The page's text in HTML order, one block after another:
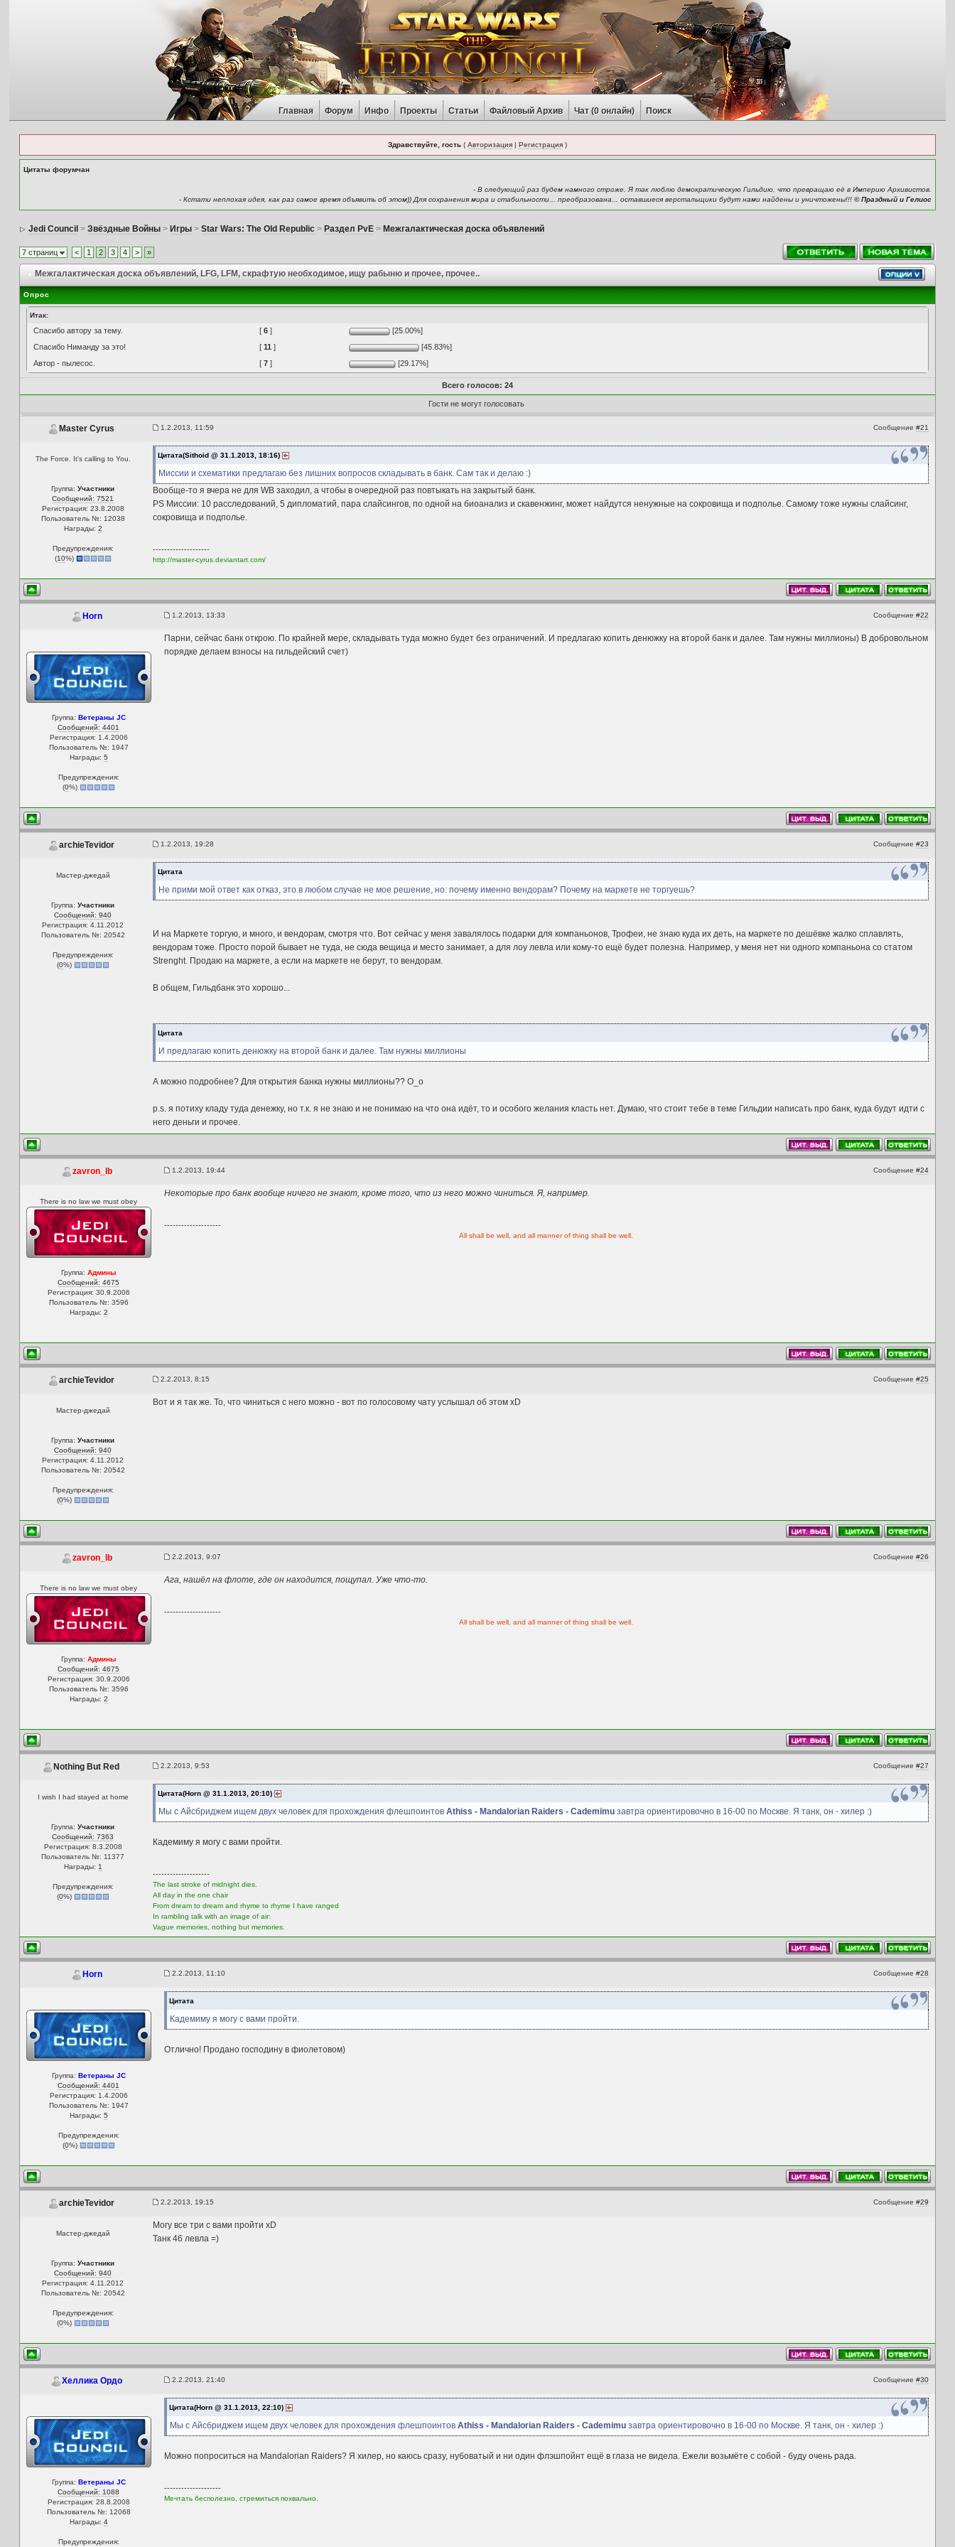
Главная Форум Инфо Проекты Статьи Файловый Архив Чат (0 онлайн) Поиск
Здравствуйте, гость( Авторизация| Регистрация)
Цитаты форумчан
- В следующий раз будем намного строже. Я так люблю демократическую Гильдию, что превращаю её в Империю Архивистов.
- Кстати неплохая идея, как раз самое время объявить об этом)) Для сохранения мира и стабильности... преобразована... оставшиеся верстальщики будут нами найдены и уничтожены!!!© Праздный и Гелиос
Jedi Council > Звёздные Войны> Игры> Star Wars: The Old Republic> Раздел PvE> Межгалактическая доска объявлений
7 страниц < 1 2 3 4 > »
Межгалактическая доска объявлений, LFG, LFM, скрафтую необходимое, ищу рабыню и прочее, прочее..
Опрос
Итак:
Спасибо автору за тему. [ 6]
[25.00%]
Спасибо Ниманду за это!
[ 11 ]
[45.83%]
Автор - пылесос.
[ 7] [29.17%]
Всего голосов: 24
Гости не могут голосовать
Master Cyrus 1.2.2013, 11:59 Сообщение #21
The Force. It's calling to You.
Группа:Участники
Сообщений: 7521
Регистрация: 23.8.2008
Пользователь №: 12038
Награды: 2
Предупреждения:
(10%)
Цитата(Sithoid @ 31.1.2013, 18:16)
Миссии и схематики предлагаю без лишних вопросов складывать в банк. Сам так и делаю :)
Вообще-то я вчера не для WB заходил, а чтобы в очередной раз повтыкать на закрытый банк.
PS Миссии: 10 расследований, 5 дипломатий, пара слайсингов, по одной на биоанализ и скавенжинг, может найдутся ненужные на сокровища и подполье. Самому тоже нужны слайсинг,
сокровища и подполье.
--------------------
http://master-cyrus.deviantart.com/
Horn 1.2.2013, 13:33 Сообщение #22
Группа: Ветераны JC
Сообщений: 4401
Регистрация: 1.4.2006
Пользователь №: 1947
Награды: 5
Предупреждения:
(0%)
Парни, сейчас банк открою. По крайней мере, складывать туда можно будет без ограничений. И предлагаю копить денюжку на второй банк и далее. Там нужны миллионы) В добровольном
порядке делаем взносы на гильдейский счет)
archieTevidor 1.2.2013, 19:28 Сообщение #23
Мастер-джедай
Группа:Участники
Сообщений: 940
Регистрация: 4.11.2012
Пользователь №: 20542
Предупреждения:
(0%)
Цитата
Не прими мой ответ как отказ, это в любом случае не мое решение, но: почему именно вендорам? Почему на маркете не торгуешь?
И на Маркете торгую, и много, и вендорам, смотря что. Вот сейчас у меня завалялось подарки для компаньонов, Трофеи, не знаю куда их деть, на маркете по дешёвке жалко сплавлять,
вендорам тоже. Просто порой бывает не туда, не сюда вещица и место занимает, а для лоу левла или кому-то ещё будет полезна. Например, у меня нет ни одного компаньона со статом
Strenght. Продаю на маркете, а если на маркете не берут, то вендорам.
В общем, Гильдбанк это хорошо...
Цитата
И предлагаю копить денюжку на второй банк и далее. Там нужны миллионы
А можно подробнее? Для открытия банка нужны миллионы?? О_о
p.s. я потиху кладу туда денежку, но т.к. я не знаю и не понимаю на что она идёт, то и особого желания класть нет. Думаю, что стоит тебе в теме Гильдии написать про банк, куда будут идти с
него деньги и прочее.
zavron_lb 1.2.2013, 19:44 Сообщение #24
There is no law we must obey
Группа: Админы
Сообщений: 4675
Регистрация: 30.9.2006
Пользователь №: 3596
Награды: 2
Некоторые про банк вообще ничего не знают, кроме того, что из него можно чиниться. Я, например.
--------------------
All shall be well, and all manner of thing shall be well.
archieTevidor 2.2.2013, 8:15 Сообщение #25
Мастер-джедай
Группа:Участники
Сообщений: 940
Регистрация: 4.11.2012
Пользователь №: 20542
Предупреждения:
(0%)
Вот и я так же. То, что чиниться с него можно - вот по голосовому чату услышал об этом xD
zavron_lb 2.2.2013, 9:07 Сообщение #26
There is no law we must obey
Группа: Админы
Сообщений: 4675
Регистрация: 30.9.2006
Пользователь №: 3596
Награды: 2
Ага, нашёл на флоте, где он находится, пощупал. Уже что-то.
--------------------
All shall be well, and all manner of thing shall be well.
Nothing But Red 2.2.2013, 9:53 Сообщение #27
I wish I had stayed at home
Группа:Участники
Сообщений: 7363
Регистрация: 8.3.2008
Пользователь №: 11377
Награды: 1
Предупреждения:
(0%)
Цитата(Horn @ 31.1.2013, 20:10)
Мы с Айсбриджем ищем двух человек для прохождения флешпоинтов Athiss - Mandalorian Raiders - Cademimuзавтра ориентировочно в 16-00 по Москве. Я танк, он - хилер :)
Кадемиму я могу с вами пройти.
--------------------
The last stroke of midnight dies.
All day in the one chair
From dream to dream and rhyme to rhyme I have ranged
In rambling talk with an image of air:
Vague memories, nothing but memories.
Horn 2.2.2013, 11:10 Сообщение #28
Группа: Ветераны JC
Сообщений: 4401
Регистрация: 1.4.2006
Пользователь №: 1947
Награды: 5
Предупреждения:
(0%)
Цитата
Кадемиму я могу с вами пройти.
Отлично! Продано господину в фиолетовом)
archieTevidor 2.2.2013, 19:15 Сообщение #29
Мастер-джедай
Группа:Участники
Сообщений: 940
Регистрация: 4.11.2012
Пользователь №: 20542
Предупреждения:
(0%)
Могу все три с вами пройти xD
Танк 46 левла =)
Хеллика Ордо 2.2.2013, 21:40 Сообщение #30
Группа: Ветераны JC
Сообщений: 1088
Регистрация: 28.8.2008
Пользователь №: 12068
Награды: 4
Предупреждения:
Цитата(Horn @ 31.1.2013, 22:10)
Мы с Айсбриджем ищем двух человек для прохождения флешпоинтов Athiss - Mandalorian Raiders - Cademimuзавтра ориентировочно в 16-00 по Москве. Я танк, он - хилер :)
Можно попроситься на Mandalorian Raiders? Я хилер, но каюсь сразу, нубоватый и ни один флэшпойнт ещё в глаза не видела. Ежели возьмёте с собой - буду очень рада.
--------------------
Мечтать бесполезно, стремиться похвально.